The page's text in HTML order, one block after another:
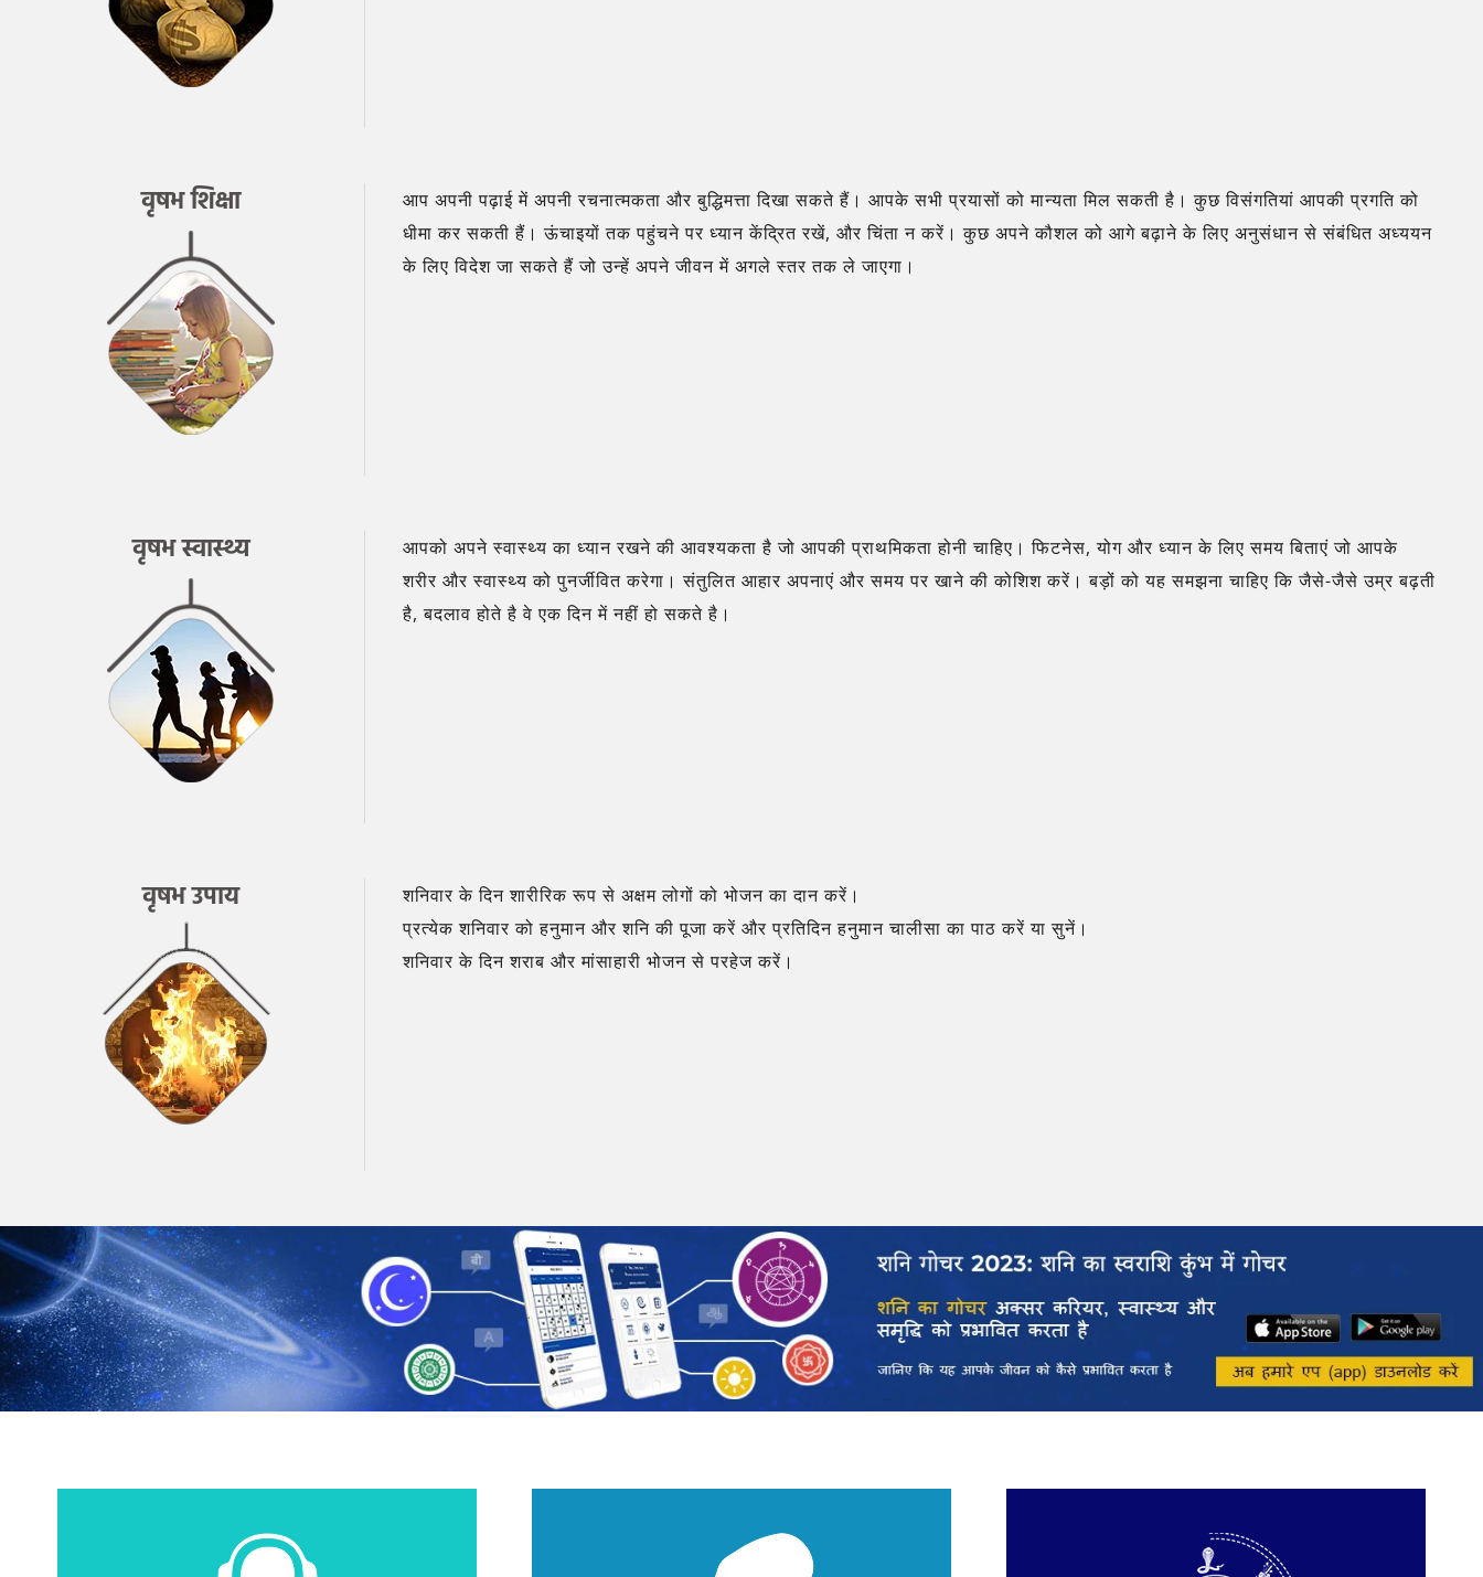
वृषभ शिक्षा
आप अपनी पढ़ाई में अपनी रचनात्मकता और बुद्धिमत्ता दिखा सकते हैं। आपके सभी प्रयासों को मान्यता मिल सकती है। कुछ विसंगतियां आपकी प्रगति को
धीमा कर सकती हैं। ऊंचाइयों तक पहुंचने पर ध्यान केंद्रित रखें, और चिंता न करें। कुछ अपने कौशल को आगे बढ़ाने के लिए अनुसंधान से संबंधित अध्ययन
के लिए विदेश जा सकते हैं जो उन्हें अपने जीवन में अगले स्तर तक ले जाएगा।
वृषभ स्वास्थ्य
आपको अपने स्वास्थ्य का ध्यान रखने की आवश्यकता है जो आपकी प्राथमिकता होनी चाहिए। फिटनेस, योग और ध्यान के लिए समय बिताएं जो आपके
शरीर और स्वास्थ्य को पुनर्जीवित करेगा। संतुलित आहार अपनाएं और समय पर खाने की कोशिश करें। बड़ों को यह समझना चाहिए कि जैसे-जैसे उम्र बढ़ती
है, बदलाव होते है वे एक दिन में नहीं हो सकते है।
वृषभ उपाय
शनिवार के दिन शारीरिक रूप से अक्षम लोगों को भोजन का दान करें।
प्रत्येक शनिवार को हनुमान और शनि की पूजा करें और प्रतिदिन हनुमान चालीसा का पाठ करें या सुनें।
शनिवार के दिन शराब और मांसाहारी भोजन से परहेज करें।